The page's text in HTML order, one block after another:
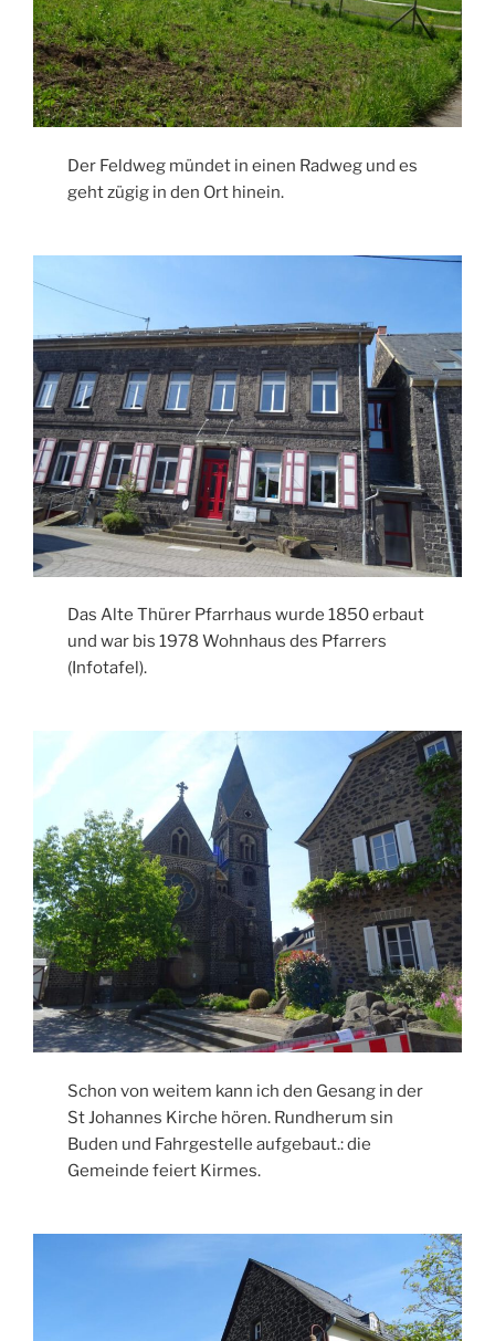
Der Feldweg mündet in einen Radweg und es
geht zügig in den Ort hinein.
Das Alte Thürer Pfarrhaus wurde 1850 erbaut
und war bis 1978 Wohnhaus des Pfarrers
(Infotafel).
Schon von weitem kann ich den Gesang in der
St Johannes Kirche hören. Rundherum sin
Buden und Fahrgestelle aufgebaut.: die
Gemeinde feiert Kirmes.